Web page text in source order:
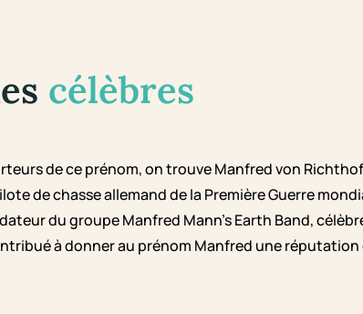
célèbres
de ce prénom, on trouve Manfred von
de chasse allemand de la Première Guerre
du groupe Manfred Mann's Earth Band,
à donner au prénom Manfred une